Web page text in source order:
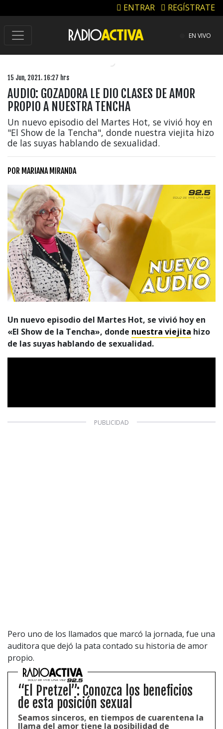
ENTRAR REGÍSTRATE
EN VIVO
15 Jun, 2021. 16:27 hrs
AUDIO: GOZADORA LE DIO CLASES DE AMOR
PROPIO A NUESTRA TENCHA
Un nuevo episodio del Martes Hot, se vivió hoy en
"El Show de la Tencha", donde nuestra viejita hizo
de las suyas hablando de sexualidad.
POR MARIANA MIRANDA
Un nuevo episodio del Martes Hot, se vivió hoy en
«El Show de la Tencha», donde nuestra viejita hizo
de las suyas hablando de sexualidad.
Pero uno de los llamados que marcó la jornada, fue una
auditora que dejó la pata contado su historia de amor
propio.
“El Pretzel”: Conozca los beneficios
de esta posición sexual
Seamos sinceros, en tiempos de cuarentena la
llama del amor tiene la posibilidad de